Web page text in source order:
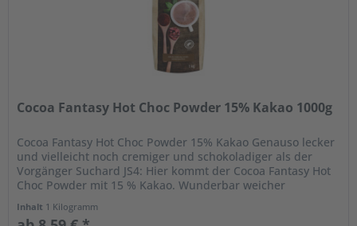
Cocoa Fantasy Hot Choc Powder 15% Kakao 1000g
Cocoa Fantasy Hot Choc Powder 15% Kakao Genauso lecker
und vielleicht noch cremiger und schokoladiger als der
Vorgänger Suchard JS4: Hier kommt der Cocoa Fantasy Hot
Choc Powder mit 15 % Kakao. Wunderbar weicher
Inhalt 1 Kilogramm